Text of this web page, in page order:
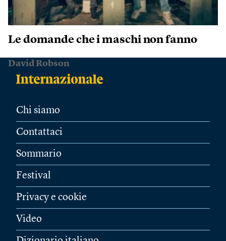
Le domande che i maschi non fanno
David Robson
Chi siamo
Contattaci
Sommario
Festival
Privacy e cookie
Video